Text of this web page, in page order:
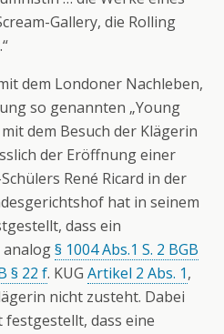
Gallery, die Rolling
dem Londoner Nachleben,
so genannten „Young
dem Besuch der Klägerin
der Eröffnung einer
René Ricard in der
hat in seinem
dass ein
§ 1004 Abs.1 S. 2 BGB
§ 22 f. KUG Artikel 2 Abs. 1,
nicht zusteht. Dabei
festgestellt, dass eine